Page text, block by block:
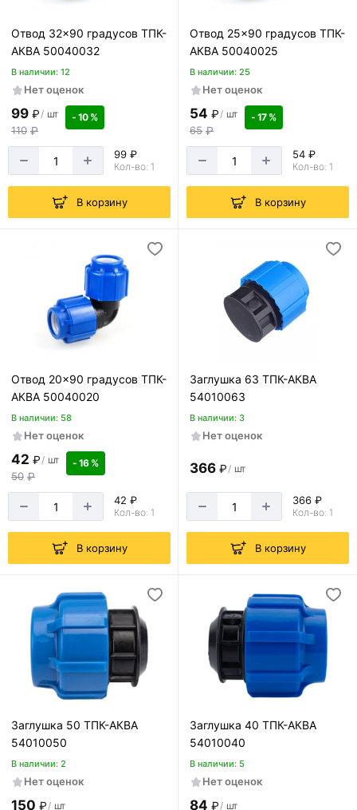
Отвод 32x90 градусов ТПК-
АКВА 50040032
В наличии: 12
Нет оценок
99 ₽/ шт
110 ₽
- 10 %
99 ₽
Кол-во: 1
В корзину
Отвод 25x90 градусов ТПК-
АКВА 50040025
В наличии: 25
Нет оценок
54 ₽/ шт
65 ₽
- 17 %
54 ₽
Кол-во: 1
В корзину
Отвод 20x90 градусов ТПК-
АКВА 50040020
В наличии: 58
Нет оценок
42 ₽/ шт
50 ₽
- 16 %
42 ₽
Кол-во: 1
В корзину
Заглушка 63 ТПК-АКВА
54010063
В наличии: 3
Нет оценок
366 ₽ / шт
366 ₽
Кол-во: 1
В корзину
Заглушка 50 ТПК-АКВА
54010050
В наличии: 2
Нет оценок
150 ₽/ шт
Заглушка 40 ТПК-АКВА
54010040
В наличии: 5
Нет оценок
84 ₽/ шт